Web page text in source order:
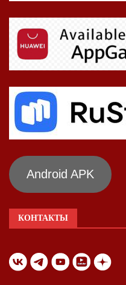
Android APK
КОНТАКТЫ